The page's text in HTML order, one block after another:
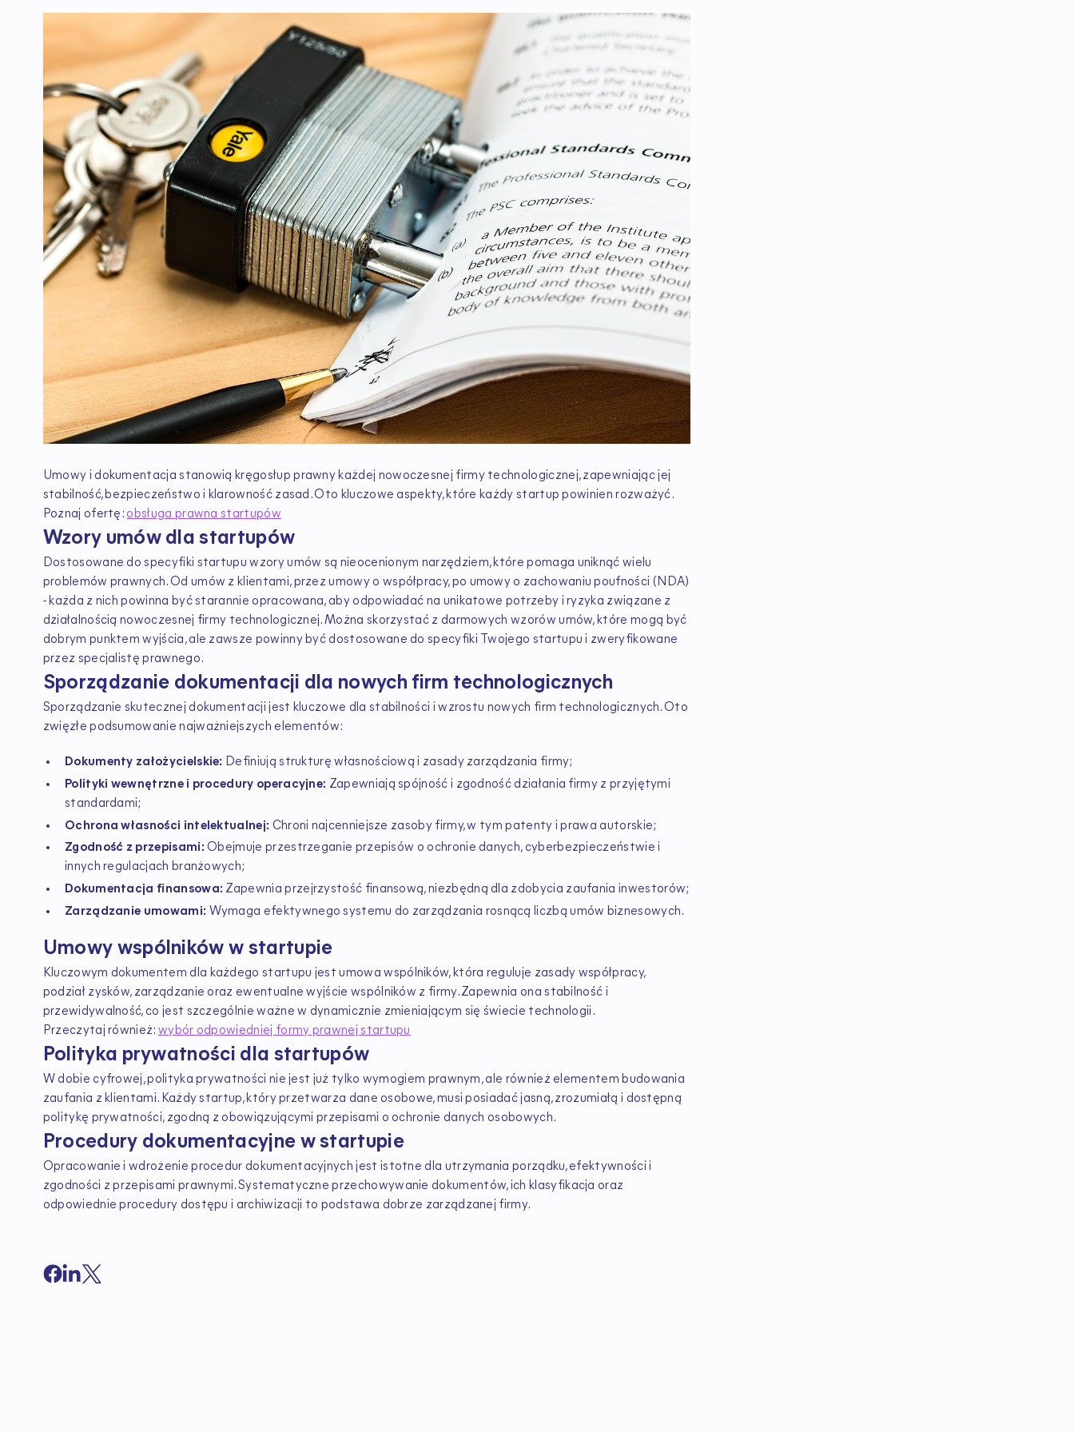
Umowy i dokumentacja stanowią kręgosłup prawny każdej nowoczesnej firmy technologicznej, zapewniając jej
stabilność, bezpieczeństwo i klarowność zasad. Oto kluczowe aspekty, które każdy startup powinien rozważyć.
Poznaj ofertę: obsługa prawna startupów
Wzory umów dla startupów
Dostosowane do specyfiki startupu wzory umów są nieocenionym narzędziem, które pomaga uniknąć wielu
problemów prawnych. Od umów z klientami, przez umowy o współpracy, po umowy o zachowaniu poufności (NDA)
- każda z nich powinna być starannie opracowana, aby odpowiadać na unikatowe potrzeby i ryzyka związane z
działalnością nowoczesnej firmy technologicznej. Można skorzystać z darmowych wzorów umów, które mogą być
dobrym punktem wyjścia, ale zawsze powinny być dostosowane do specyfiki Twojego startupu i zweryfikowane
przez specjalistę prawnego.
Sporządzanie dokumentacji dla nowych firm technologicznych
Sporządzanie skutecznej dokumentacji jest kluczowe dla stabilności i wzrostu nowych firm technologicznych. Oto
zwięzłe podsumowanie najważniejszych elementów:
Dokumenty założycielskie: Definiują strukturę własnościową i zasady zarządzania firmy;
Polityki wewnętrzne i procedury operacyjne: Zapewniają spójność i zgodność działania firmy z przyjętymi
standardami;
Ochrona własności intelektualnej: Chroni najcenniejsze zasoby firmy, w tym patenty i prawa autorskie;
Zgodność z przepisami: Obejmuje przestrzeganie przepisów o ochronie danych, cyberbezpieczeństwie i
innych regulacjach branżowych;
Dokumentacja finansowa: Zapewnia przejrzystość finansową, niezbędną dla zdobycia zaufania inwestorów;
Zarządzanie umowami: Wymaga efektywnego systemu do zarządzania rosnącą liczbą umów biznesowych.
Umowy wspólników w startupie
Kluczowym dokumentem dla każdego startupu jest umowa wspólników, która reguluje zasady współpracy,
podział zysków, zarządzanie oraz ewentualne wyjście wspólników z firmy. Zapewnia ona stabilność i
przewidywalność, co jest szczególnie ważne w dynamicznie zmieniającym się świecie technologii.
Przeczytaj również: wybór odpowiedniej formy prawnej startupu
Polityka prywatności dla startupów
W dobie cyfrowej, polityka prywatności nie jest już tylko wymogiem prawnym, ale również elementem budowania
zaufania z klientami. Każdy startup, który przetwarza dane osobowe, musi posiadać jasną, zrozumiałą i dostępną
politykę prywatności, zgodną z obowiązującymi przepisami o ochronie danych osobowych.
Procedury dokumentacyjne w startupie
Opracowanie i wdrożenie procedur dokumentacyjnych jest istotne dla utrzymania porządku, efektywności i
zgodności z przepisami prawnymi. Systematyczne przechowywanie dokumentów, ich klasyfikacja oraz
odpowiednie procedury dostępu i archiwizacji to podstawa dobrze zarządzanej firmy.